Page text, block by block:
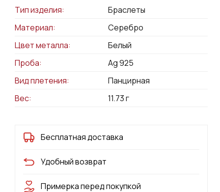
Тип изделия:
Браслеты
Материал:
Серебро
Цвет металла:
Белый
Проба:
Ag 925
Вид плетения:
Панцирная
Вес:
11.73г
Бесплатная доставка
Удобный возврат
Примерка перед покупкой